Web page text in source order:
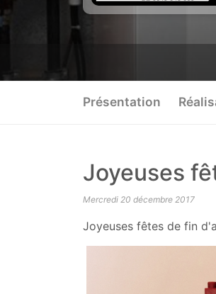
Présentation
Joyeuses
Mercredi 20 décembre 2017
Joyeuses fêtes de fin